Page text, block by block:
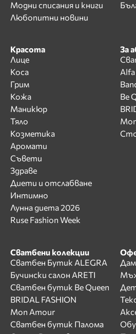
Модни списания и книги
Любопитни новини
Красота
Лице
Коса
Грим
Кожа
Маникюр
Тяло
Козметика
Аромати
Съвети
Здраве
Диети и отслабване
Интимно
Лунна диета 2026
Ruse Fashion Week
За
Be
Сватбени колекции
Сватбен Бутик ALEGRA
Бучински салон ARETI
Сватбен бутик Be Queen
BRIDAL FASHION
Mon Amour
Сватбен бутик Палома